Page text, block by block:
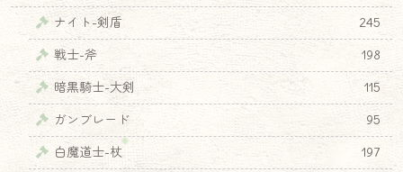
ナイト-剣盾
245
戦士-斧
198
暗黒騎士-大剣
115
ガンブレード
95
白魔道士-杖
197